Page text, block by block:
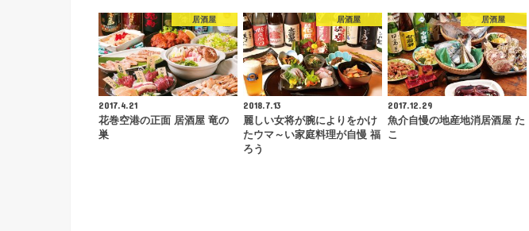
居酒屋
2017.4.21
花巻空港の正面 居酒屋 竜の
巣
居酒屋
2018.7.13
麗しい女将が腕によりをかけ
たウマ～い家庭料理が自慢 福
ろう
居酒屋
2017.12.29
魚介自慢の地産地消居酒屋 た
こ